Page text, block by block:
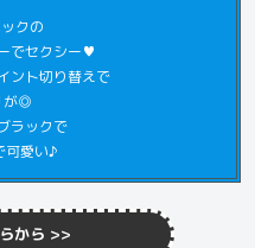
クの
でセクシー♥
ント切り替えで
が◎
ラックで
可愛い♪
から >>